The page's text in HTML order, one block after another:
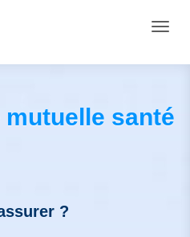
mutuelle santé
?